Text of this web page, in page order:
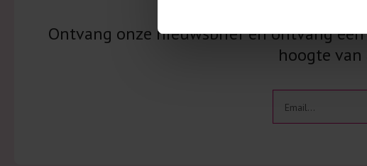
Ontvang onze nieuwsbrief en ontvang
hoogte